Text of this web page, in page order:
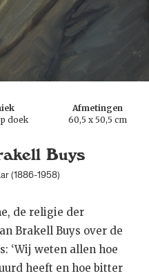
doek
Afmetingen
60,5 x 50,5 cm
Buys
(1886-1958)
de religie der
Brakell Buys over de
‘Wij weten allen hoe
heeft en hoe bitter